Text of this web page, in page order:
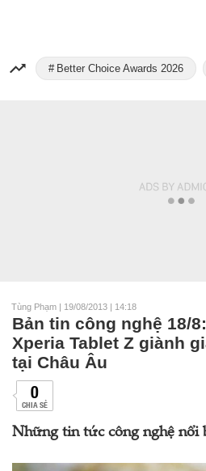
Better Choice Awards 2026
Tùng Phạm | 19/08/2013 | 14:18
Bản tin công nghệ 18/
Xperia Tablet Z giành
tại Châu Âu
0
CHIA SẺ
Những tin tức công nghệ nổi